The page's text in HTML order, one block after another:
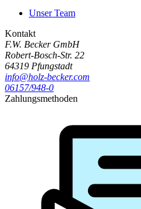
Unser Team
Kontakt
F.W. Becker GmbH
Robert-Bosch-Str. 22
64319 Pfungstadt
info@holz-becker.com
06157/948-0
Zahlungsmethoden